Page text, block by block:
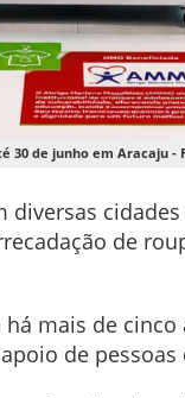
30 de junho em Aracaju -
de
mais de
de